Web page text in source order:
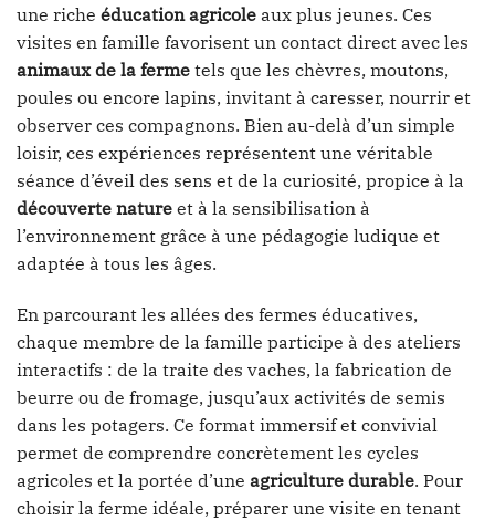
une riche éducation agricole aux plus jeunes. Ces
visites en famille favorisent un contact direct avec les
animaux de la ferme tels que les chèvres, moutons,
poules ou encore lapins, invitant à caresser, nourrir et
observer ces compagnons. Bien au-delà d’un simple
loisir, ces expériences représentent une véritable
séance d’éveil des sens et de la curiosité, propice à la
découverte nature et à la sensibilisation à
l’environnement grâce à une pédagogie ludique et
adaptée à tous les âges.
En parcourant les allées des fermes éducatives,
chaque membre de la famille participe à des ateliers
interactifs : de la traite des vaches, la fabrication de
beurre ou de fromage, jusqu’aux activités de semis
dans les potagers. Ce format immersif et convivial
permet de comprendre concrètement les cycles
agricoles et la portée d’une agriculture durable. Pour
choisir la ferme idéale, préparer une visite en tenant